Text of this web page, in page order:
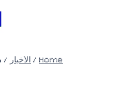
Home
/ الأخبار /